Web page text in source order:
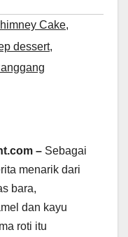
Cake,
dessert,
– Sebagai
menarik dari
bara,
dan kayu
roti itu